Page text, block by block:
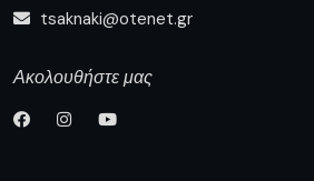
tsaknaki@otenet.gr
Ακολουθήστε μας